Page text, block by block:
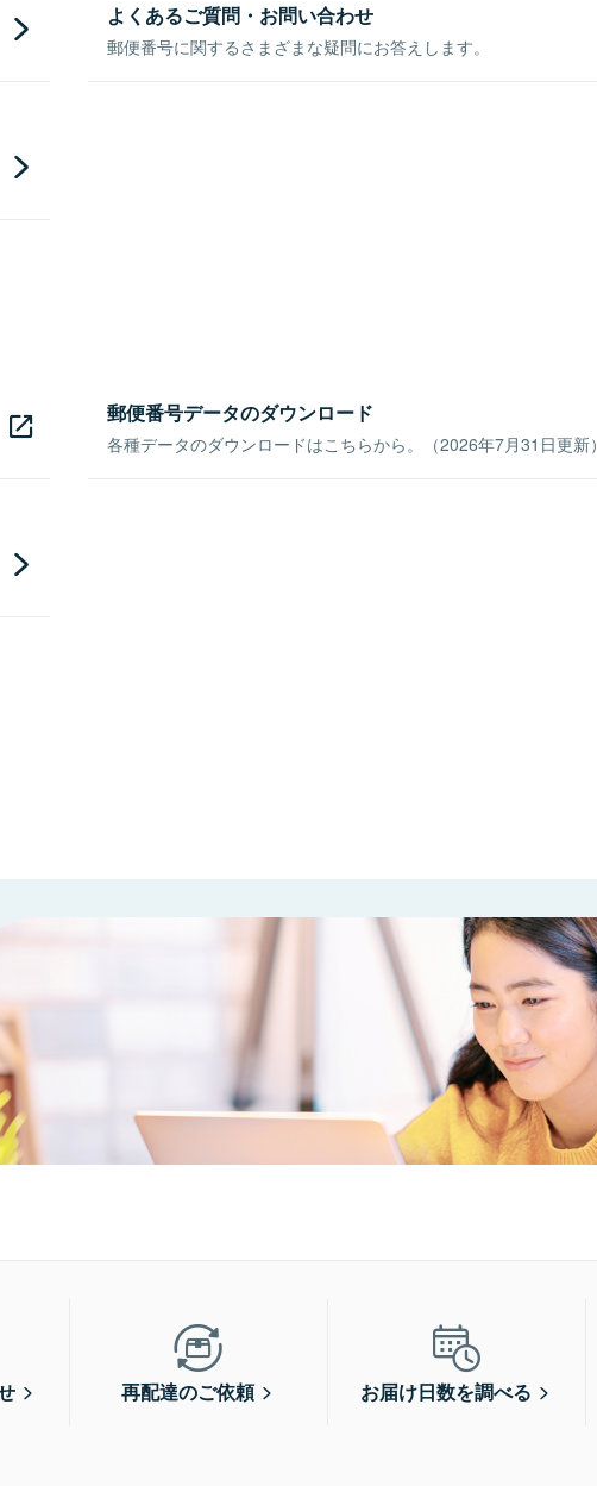
よくあるご質問・お問い合わせ
郵便番号に関するさまざまな疑問にお答えします。
郵便番号データのダウンロード
各種データのダウンロードはこちらから。（2026年7月31日更新）
再配達のご依頼 お届け日数を調べる